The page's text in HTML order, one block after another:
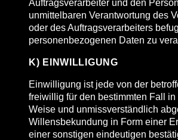
Auftragsverarbeiter und den
unmittelbaren Verantwortung des
oder des Auftragsverarbeiters
personenbezogenen Daten zu
K) EINWILLIGUNG
Einwilligung ist jede von der
freiwillig für den bestimmten Fall in
Weise und unmissverständlich
Willensbekundung in Form einer
einer sonstigen eindeutigen